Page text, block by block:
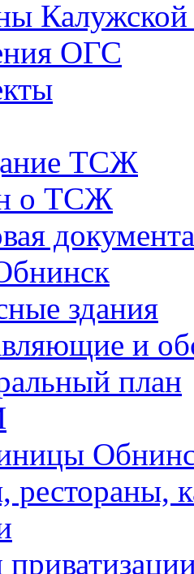
Калужской
ОГС
ТСЖ
о ТСЖ
здания
и
план
рестораны,